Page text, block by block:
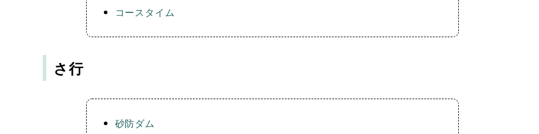
コースタイム
さ行
砂防ダム